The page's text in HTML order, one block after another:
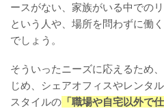
ースがない、家族がいる中での
という人や、場所を問わずに働
でしょう。
そういったニーズに応えるため
じめ、シェアオフィスやレンタ
スタイルの 「職場や自宅以外で